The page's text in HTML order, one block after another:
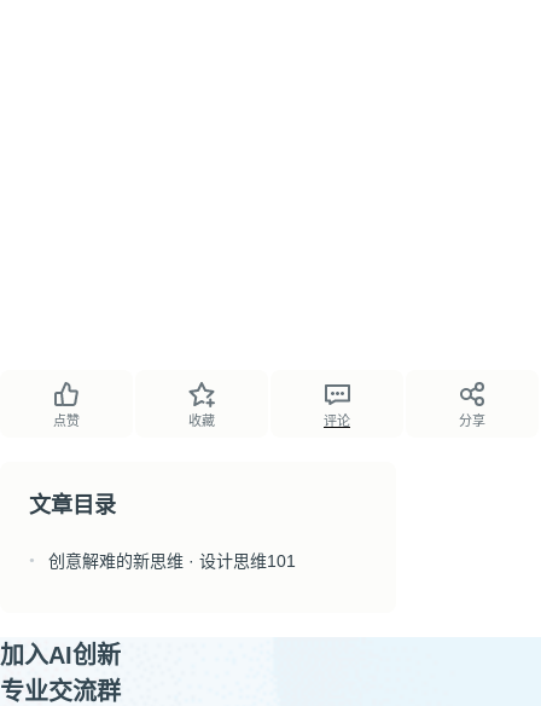
点赞 收藏 评论 分享
文章目录
● 创意解难的新思维 · 设计思维101
加入AI创新
专业交流群